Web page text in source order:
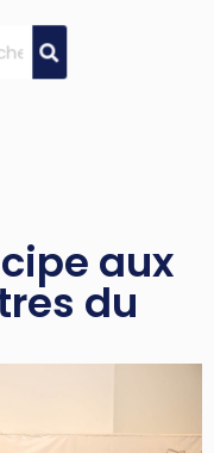
aux
du